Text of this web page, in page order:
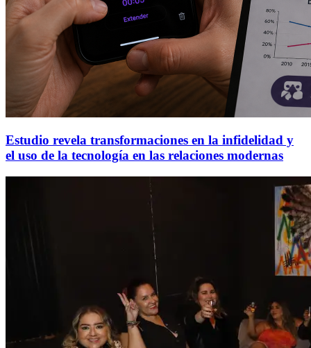
Estudio revela transformaciones en la infidelidad y
el uso de la tecnología en las relaciones modernas